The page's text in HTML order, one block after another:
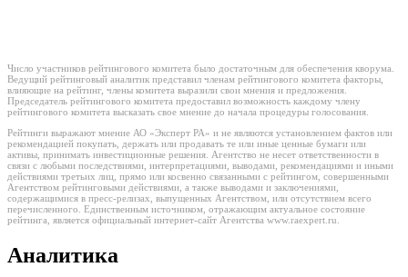
Число участников рейтингового комитета было достаточным для обеспечения кворума.
Ведущий рейтинговый аналитик представил членам рейтингового комитета факторы,
влияющие на рейтинг, члены комитета выразили свои мнения и предложения.
Председатель рейтингового комитета предоставил возможность каждому члену
рейтингового комитета высказать свое мнение до начала процедуры голосования.
Рейтинги выражают мнение АО «Эксперт РА» и не являются установлением фактов или
рекомендацией покупать, держать или продавать те или иные ценные бумаги или
активы, принимать инвестиционные решения. Агентство не несет ответственности в
связи с любыми последствиями, интерпретациями, выводами, рекомендациями и иными
действиями третьих лиц, прямо или косвенно связанными с рейтингом, совершенными
Агентством рейтинговыми действиями, а также выводами и заключениями,
содержащимися в пресс-релизах, выпущенных Агентством, или отсутствием всего
перечисленного. Единственным источником, отражающим актуальное состояние
рейтинга, является официальный интернет-сайт Агентства www.raexpert.ru.
Аналитика